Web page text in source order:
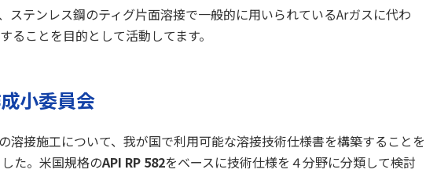
ステンレス鋼のティグ片面溶接で一般的に用いられているArガスに代わ
ることを目的として活動してます。
小委員会
溶接施工について、我が国で利用可能な溶接技術仕様書を構築することを
た。米国規格のAPI RP 582をベースに技術仕様を４分野に分類して検討